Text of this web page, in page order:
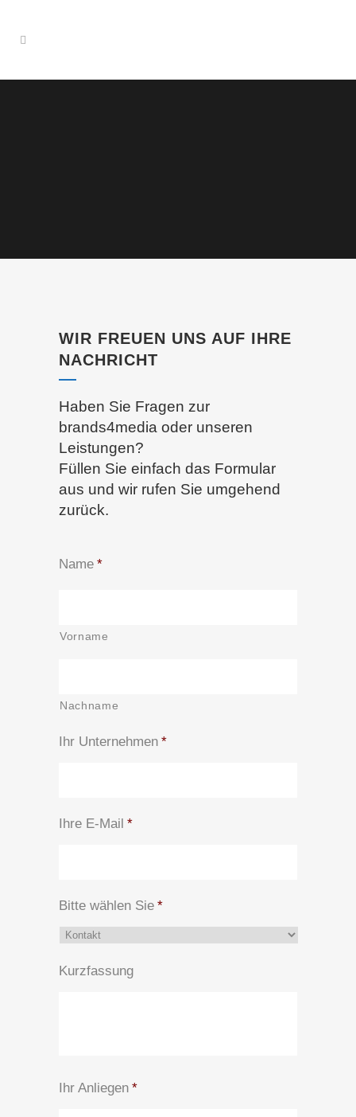
WIR FREUEN UNS AUF IHRE
NACHRICHT
Haben Sie Fragen zur
brands4media oder unseren
Leistungen?
Füllen Sie einfach das Formular
aus und wir rufen Sie umgehend
zurück.
Name *
Vorname
Nachname
Ihr Unternehmen *
Ihre E-Mail *
Bitte wählen Sie *
Kurzfassung
Ihr Anliegen *